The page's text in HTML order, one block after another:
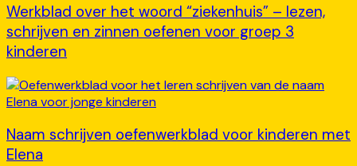
Werkblad over het woord “ziekenhuis” – lezen,
schrijven en zinnen oefenen voor groep 3
kinderen
Naam schrijven oefenwerkblad voor kinderen met
Elena